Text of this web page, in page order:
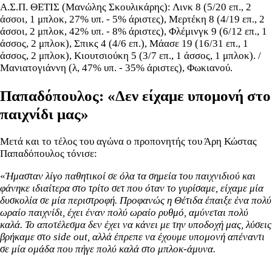
Α.Σ.Π. ΘΕΤΙΣ (Μανώλης Σκουλικάρης): Λινκ 8 (5/20 επ., 2
άσσοι, 1 μπλοκ, 27% υπ. - 5% άριστες), Μερτέκη 8 (4/19 επ., 2
άσσοι, 2 μπλοκ, 42% υπ. - 8% άριστες), Φλέμινγκ 9 (6/12 επ., 1
άσσος, 2 μπλοκ), Σπικς 4 (4/6 επ.), Μάασε 19 (16/31 επ., 1
άσσος, 2 μπλοκ), Κιουτσιούκη 5 (3/7 επ., 1 άσσος, 1 μπλοκ). /
Μανιατογιάννη (λ, 47% υπ. - 35% άριστες), Φωκιανού.
Παπαδόπουλος: «Δεν είχαμε υπομονή στο
παιχνίδι μας»
Μετά και το τέλος του αγώνα ο προπονητής του Άρη Κώστας
Παπαδόπουλος τόνισε:
«Ήμασταν λίγο παθητικοί σε όλα τα σημεία του παιχνιδιού και
φάνηκε ιδιαίτερα στο τρίτο σετ που όταν το γυρίσαμε, είχαμε μία
δυσκολία σε μία περιστροφή. Προφανώς η Θέτιδα έπαιξε ένα πολύ
ωραίο παιχνίδι, έχει έναν πολύ ωραίο ρυθμό, αμύνεται πολύ
καλά. Το αποτέλεσμα δεν έχει να κάνει με την υποδοχή μας, λύσεις
βρήκαμε στο side out, αλλά έπρεπε να έχουμε υπομονή απέναντι
σε μία ομάδα που πήγε πολύ καλά στο μπλοκ-άμυνα.